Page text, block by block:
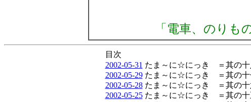
「電車、のりも
目次
2002-05-31 たま～に☆にっき ＝其の十
2002-05-29たま～に☆にっき ＝其の十
2002-05-28たま～に☆にっき ＝其の十
2002-05-25たま～に☆にっき ＝其の十